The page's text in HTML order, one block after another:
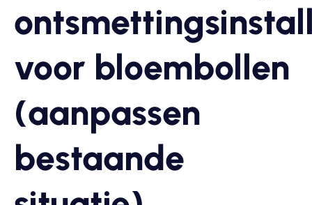
voor bloembollen
(aanpassen
bestaande